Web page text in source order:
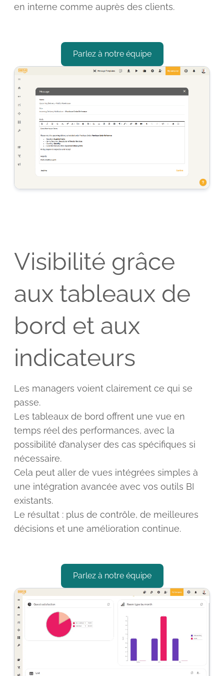
en interne comme auprès des clients.
Parlez à notre équipe
Visibilité grâce
aux tableaux de
bord et aux
indicateurs
Les managers voient clairement ce qui se
passe.
Les tableaux de bord offrent une vue en
temps réel des performances, avec la
possibilité d’analyser des cas spécifiques si
nécessaire.
Cela peut aller de vues intégrées simples à
une intégration avancée avec vos outils BI
existants.
Le résultat : plus de contrôle, de meilleures
décisions et une amélioration continue.
Parlez à notre équipe